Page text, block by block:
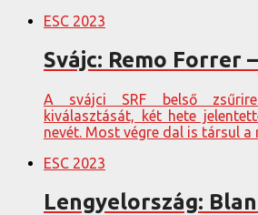
ESC 2023
Svájc: Remo Forrer
A svájci SRF belső
kiválasztását, két hete
nevét. Most végre dal is társul a
ESC 2023
Lengyelország: